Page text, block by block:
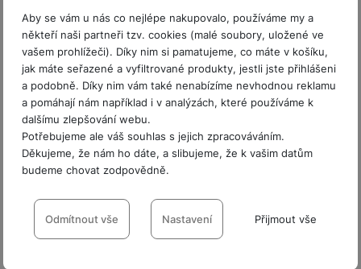
Aby se vám u nás co nejlépe nakupovalo, používáme my a
někteří naši partneři tzv. cookies (malé soubory, uložené ve
vašem prohlížeči). Díky nim si pamatujeme, co máte v košíku,
jak máte seřazené a vyfiltrované produkty, jestli jste přihlášeni
a podobně. Díky nim vám také nenabízíme nevhodnou reklamu
a pomáhají nám například i v analýzách, které používáme k
dalšímu zlepšování webu.
Potřebujeme ale váš souhlas s jejich zpracováváním.
Děkujeme, že nám ho dáte, a slibujeme, že k vašim datům
budeme chovat zodpovědně.
Nastavení souhlasů s kategoriemi
cookies
Odmítnout vše Nastavení Přijmout vše
P
o
d
m
ín
k
y
s
o
Verze Wi-Fi Wi-Fi 5
BALENÍ
Hmotnost balení 40,5 kg
Délka balení
Výška balení 66 CM